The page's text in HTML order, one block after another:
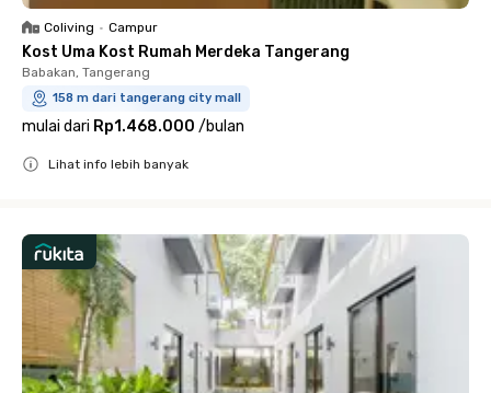
Coliving • Campur
Kost Uma Kost Rumah Merdeka Tangerang
Babakan, Tangerang
158 m dari tangerang city mall
mulai dari Rp1.468.000 /bulan
Lihat info lebih banyak